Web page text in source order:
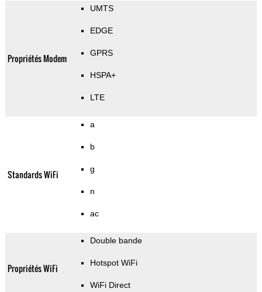
Propriétés Modem
UMTS
EDGE
GPRS
HSPA+
LTE
Standards WiFi
a
b
g
n
ac
Propriétés WiFi
Double bande
Hotspot WiFi
WiFi Direct